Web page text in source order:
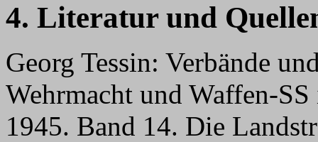
4. Literatur und
Georg Tessin: Verbände
Wehrmacht und Waffen-
1945. Band 14. Die